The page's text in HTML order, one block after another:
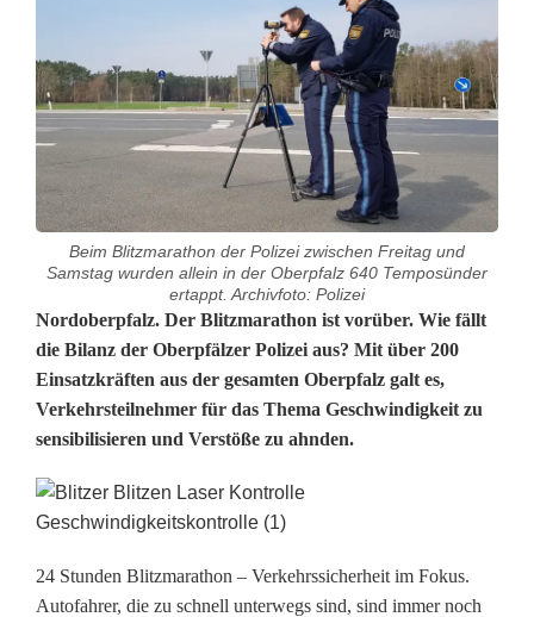
Beim Blitzmarathon der Polizei zwischen Freitag und
Samstag wurden allein in der Oberpfalz 640 Temposünder
ertappt. Archivfoto: Polizei
P
o
l
z
i
Nordoberpfalz. Der Blitzmarathon ist vorüber. Wie fällt
die Bilanz der Oberpfälzer Polizei aus? Mit über 200
Einsatzkräften aus der gesamten Oberpfalz galt es,
Verkehrsteilnehmer für das Thema Geschwindigkeit zu
sensibilisieren und Verstöße zu ahnden.
24 Stunden Blitzmarathon – Verkehrssicherheit im Fokus.
Autofahrer, die zu schnell unterwegs sind, sind immer noch